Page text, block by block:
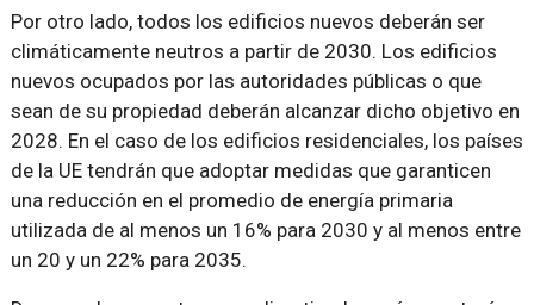
Por otro lado, todos los edificios nuevos deberán ser
climáticamente neutros a partir de 2030. Los edificios
nuevos ocupados por las autoridades públicas o que
sean de su propiedad deberán alcanzar dicho objetivo en
2028. En el caso de los edificios residenciales, los países
de la UE tendrán que adoptar medidas que garanticen
una reducción en el promedio de energía primaria
utilizada de al menos un 16% para 2030 y al menos entre
un 20 y un 22% para 2035.